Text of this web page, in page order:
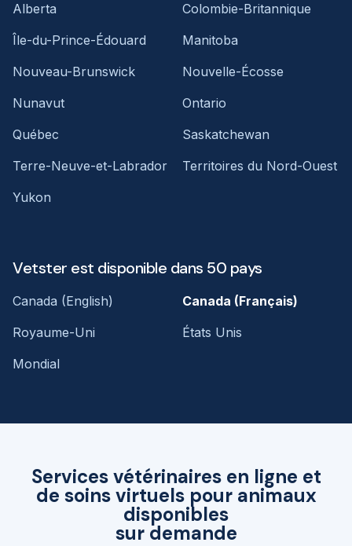
Services vétérinaires en ligne et
de soins virtuels pour animaux
disponibles
sur demande
Alberta
Colombie-Britannique
Île-du-Prince-Édouard
Manitoba
Nouveau-Brunswick
Nouvelle-Écosse
Nunavut
Ontario
Québec
Saskatchewan
Terre-Neuve-et-Labrador
Territoires du Nord-Ouest
Yukon
Vetster est disponible dans 50 pays
Canada (English)
Canada (Français)
Royaume-Uni
États Unis
Mondial